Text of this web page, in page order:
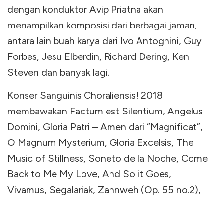
dengan konduktor Avip Priatna akan
menampilkan komposisi dari berbagai jaman,
antara lain buah karya dari Ivo Antognini, Guy
Forbes, Jesu Elberdin, Richard Dering, Ken
Steven dan banyak lagi.
Konser Sanguinis Choraliensis! 2018
membawakan Factum est Silentium, Angelus
Domini, Gloria Patri – Amen dari “Magnificat”,
O Magnum Mysterium, Gloria Excelsis, The
Music of Stillness, Soneto de la Noche, Come
Back to Me My Love, And So it Goes,
Vivamus, Segalariak, Zahnweh (Op. 55 no.2),